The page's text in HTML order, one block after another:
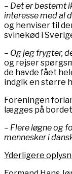
– Det er bestemt
interesse med al
og henviser til
svinekød i
– Og jeg frygter,
og rejser
de havde fået
indgik en større
Foreningen
lægges på
– Flere løgne og
mennesker i
Yderligere